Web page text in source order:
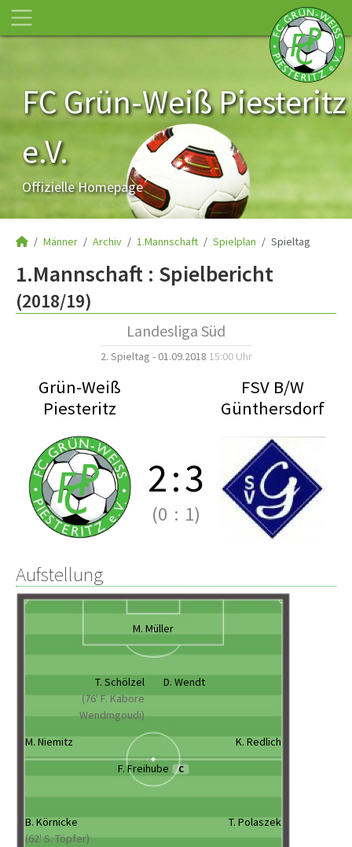
FC Grün-Weiß Piesteritz
e.V.
Offizielle Homepage
Männer Archiv 1.Mannschaft Spielplan Spieltag
1.Mannschaft : Spielbericht
(2018/19)
Landesliga Süd
2. Spieltag - 01.09.2018 15:00 Uhr
Grün-Weiß
Piesteritz
FSV B/W
Günthersdorf
2:3
(0 : 1)
Aufstellung
M. Müller
T. Schölzel
(76' F. Kabore
Wendmgoudi)
D. Wendt
M. Niemitz
K. Redlich
F. Freihube
C
B. Körnicke
(62' S. Töpfer)
T. Polaszek